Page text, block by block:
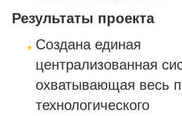
Результаты проекта
Создана единая
централизованная
охватывающая весь
технологического